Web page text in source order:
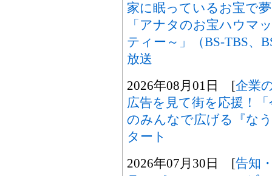
家に眠っているお宝で
「アナタのお宝ハウマ
ティー～」（BS-TBS、
放送
2026年08月01日 [企業
広告を見て街を応援！
のみんなで広げる『な
タート
2026年07月30日 [告知